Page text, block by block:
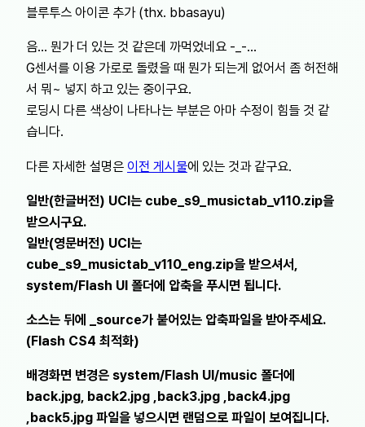
블루투스 아이콘 추가 (thx. bbasayu)
음… 뭔가 더 있는 것 같은데 까먹었네요 -_-…
G센서를 이용 가로로 돌렸을 때 뭔가 되는게 없어서 좀 허전해
서 뭐~ 넣지 하고 있는 중이구요.
로딩시 다른 색상이 나타나는 부분은 아마 수정이 힘들 것 같
습니다.
다른 자세한 설명은 이전 게시물에 있는 것과 같구요.
일반(한글버전) UCI는 cube_s9_musictab_v110.zip을
받으시구요.
일반(영문버전) UCI는
cube_s9_musictab_v110_eng.zip을 받으셔서,
system/Flash UI 폴더에 압축을 푸시면 됩니다.
소스는 뒤에 _source가 붙어있는 압축파일을 받아주세요.
(Flash CS4 최적화)
배경화면 변경은 system/Flash UI/music 폴더에
back.jpg, back2.jpg ,back3.jpg ,back4.jpg
,back5.jpg 파일을 넣으시면 랜덤으로 파일이 보여집니다.